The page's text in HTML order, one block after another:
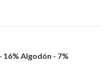
16% Algodón - 7%